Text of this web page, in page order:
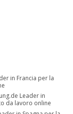
in Francia per la
Leader in
da lavoro online